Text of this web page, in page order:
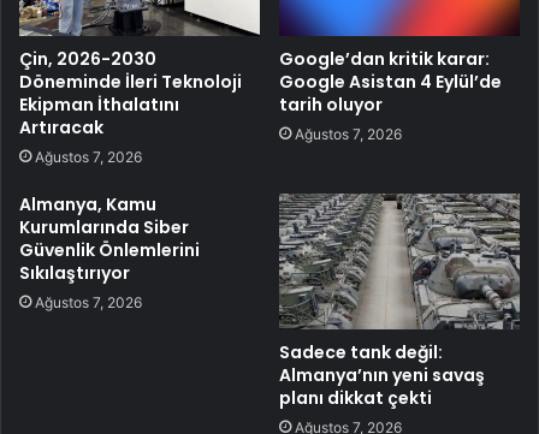
Çin, 2026-2030
Döneminde İleri Teknoloji
Ekipman İthalatını
Artıracak
Ağustos 7, 2026
Google’dan kritik karar:
Google Asistan 4 Eylül’de
tarih oluyor
Ağustos 7, 2026
Almanya, Kamu
Kurumlarında Siber
Güvenlik Önlemlerini
Sıkılaştırıyor
Ağustos 7, 2026
Sadece tank değil:
Almanya’nın yeni savaş
planı dikkat çekti
Ağustos 7, 2026